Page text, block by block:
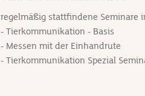
regelmäßig stattfindene Seminare
- Tierkommunikation - Basis
- Messen mit der Einhandrute
- Tierkommunikation Spezial